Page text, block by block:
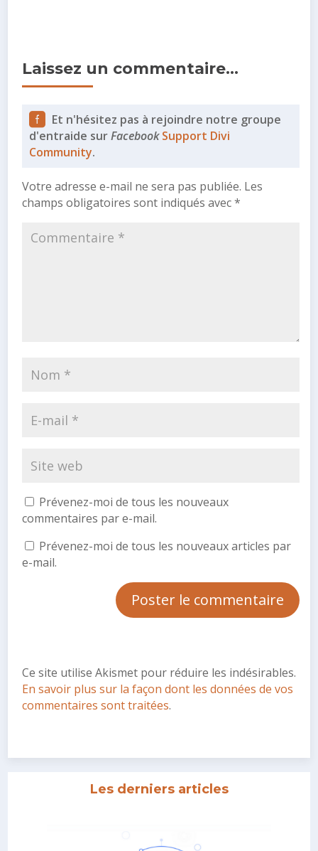
Laissez un commentaire…
Et n'hésitez pas à rejoindre notre groupe
d'entraide surFacebook Support Divi
Community.
Votre adresse e-mail ne sera pas publiée. Les
champs obligatoires sont indiqués avec*
Prévenez-moi de tous les nouveaux
commentaires par e-mail.
Prévenez-moi de tous les nouveaux articles par
e-mail.
Ce site utilise Akismet pour réduire les indésirables.
En savoir plus sur la façon dont les données de vos
commentaires sont traitées.
Les derniers articles